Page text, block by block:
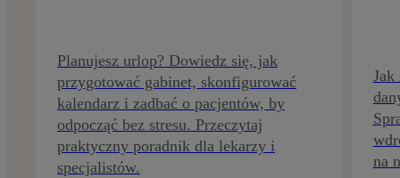
Planujesz urlop? Dowiedz się, jak
przygotować gabinet, skonfigurować
kalendarz i zadbać o pacjentów, by
odpocząć bez stresu. Przeczytaj
praktyczny poradnik dla lekarzy i
specjalistów.
Jak
na